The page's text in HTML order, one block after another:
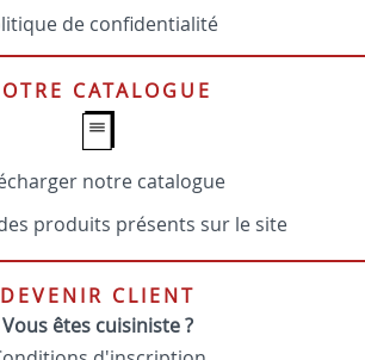
de confidentialité
CATALOGUE
notre catalogue
produits présents sur le site
DEVENIR CLIENT
Vous êtes cuisiniste ?